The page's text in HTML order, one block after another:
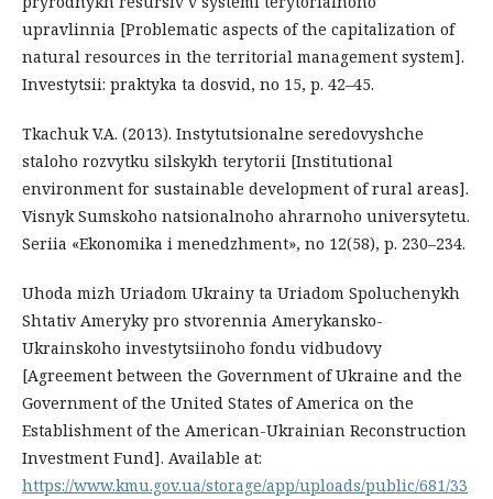
upravlinnia [Problematic aspects of the capitalization of
natural resources in the territorial management system].
Investytsii: praktyka ta dosvid, no 15, p. 42–45.
Tkachuk V.A. (2013). Instytutsionalne seredovyshche
staloho rozvytku silskykh terytorii [Institutional
environment for sustainable development of rural areas].
Visnyk Sumskoho natsionalnoho ahrarnoho universytetu.
Seriia «Ekonomika i menedzhment», no 12(58), p. 230–234.
Uhoda mizh Uriadom Ukrainy ta Uriadom Spoluchenykh
Shtativ Ameryky pro stvorennia Amerykansko-
Ukrainskoho investytsiinoho fondu vidbudovy
[Agreement between the Government of Ukraine and the
Government of the United States of America on the
Establishment of the American-Ukrainian Reconstruction
Investment Fund]. Available at:
https://www.kmu.gov.ua/storage/app/uploads/public/681/33